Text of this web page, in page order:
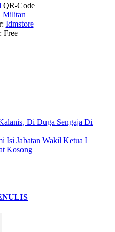
QR-Code
Militan
Idmstore
Free
Di Duga Sengaja Di
Isi Jabatan Wakil Ketua I
Kosong